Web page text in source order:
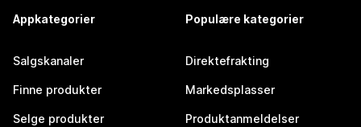
Appkategorier
Salgskanaler
Finne produkter
Selge produkter
Populære kategorier
Direktefrakting
Markedsplasser
Produktanmeldelser